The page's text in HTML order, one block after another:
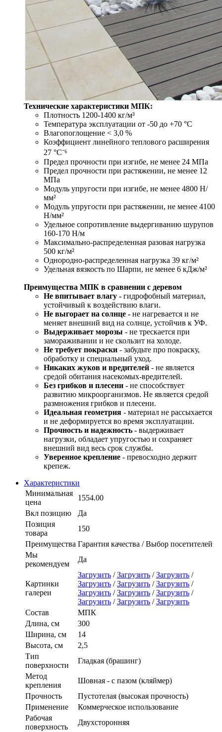
Технические характеристики МПК:
Плотность 1200-1400 кг/м³
Температура эксплуатации от -50 до +70 °С
Влагопоглощение < 3,0 %
Коэффициент линейного теплового расширения
27 °С⁻⁶
Предел прочности при изгибе, не менее 24 МПа
Предел прочности при растяжении, не менее 12
МПа
Модуль упругости при изгибе, не менее 4800 Н/
мм²
Модуль упругости при растяжении, не менее 4100
Н/мм²
Удельное сопротивление выдергиванию шурупов
160-170 Н/м
Максимально-распределенная разовая нагрузка
500 кг/м²
Однородно-распределенная нагрузка 39 кг/м²
Удельная вязкость по Шарпи, не менее 6 кДж/м²
Преимущества МПК в сравнении с деревом
Не впитывает влагу - гидрофобный материал,
устойчивый к воздействию влаги.
Не выгорает на солнце - не нагревается и не
меняет внешний вид на солнце, устойчив к УФ.
Выдерживает морозы - не трескается при
замораживании и не скользит на холоде.
Не требует покраски - забудьте про покраску,
обработку и специальный уход.
Никаких жуков и вредителей - не является
средой обитания насекомых-вредителей.
Без грибков и плесени - не способствует
развитию микроорганизмов. Не является средой
размножения грибков и плесени.
Идеальная геометрия - материал не рассыхается
и не деформируется во время эксплуатации.
Прочность и надежность - выдерживает
нагрузки, обладает упругостью и сохраняет
внешний вид весь срок службы.
Уверенное крепление - превосходно держит
крепеж.
Характеристики
Минимальная
цена
1554.00
Вкл позицию
Да
Позиция
товара
150
Преимущества Гарантия качества / Выбор посетителей
Мы
рекомендуем
Да
Картинки
галереи
Загрузить /Загрузить /Загрузить /
Загрузить /Загрузить /Загрузить /
Загрузить /Загрузить /Загрузить /
Загрузить /Загрузить /Загрузить
Состав
МПК
Длина, см
300
Ширина, см
14
Высота, см
2,5
Тип
поверхности
Гладкая (брашинг)
Метод
крепления
Шовная - с пазом (кляймер)
Прочность
Пустотелая (высокая прочность)
Применение
Коммерческое использование
Рабочая
поверхность
Двухсторонняя